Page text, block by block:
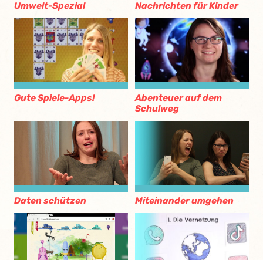
Umwelt-Spezial Nachrichten für Kinder
Gute Spiele-Apps!
Abenteuer auf dem
Schulweg
Daten schützen Miteinander umgehen